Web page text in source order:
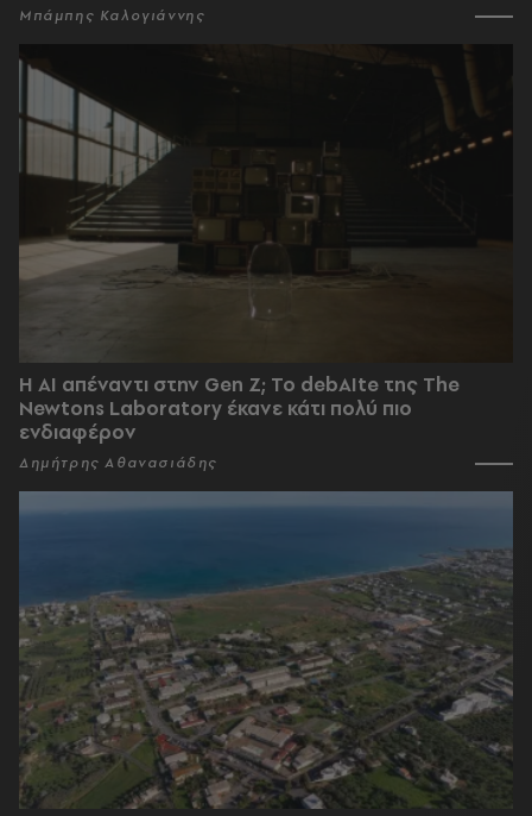
Μπάμπης Καλογιάννης
Η AI απέναντι στην Gen Z; Το debAIte της The
Newtons Laboratory έκανε κάτι πολύ πιο
ενδιαφέρον
Δημήτρης Αθανασιάδης